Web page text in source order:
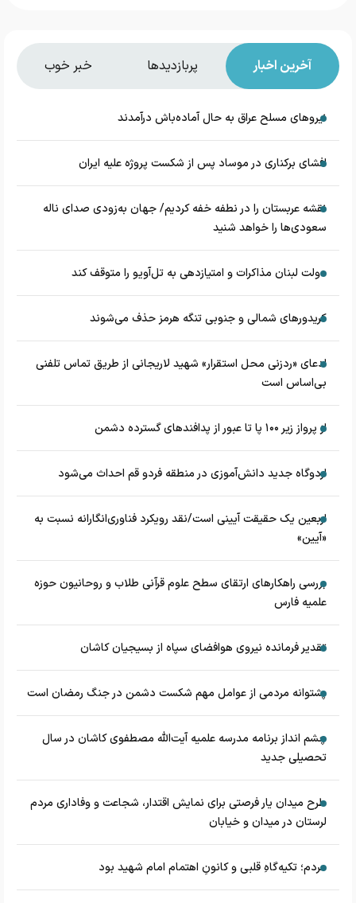
آخرین اخبار پربازدیدها خبر خوب
نیروهای مسلح عراق به حال آماده‌باش درآمدند
افشای برکناری در موساد پس از شکست پروژه علیه ایران
نقشه عربستان را در نطفه خفه کردیم/ جهان به‌زودی صدای ناله
سعودی‌ها را خواهد شنید
دولت لبنان مذاکرات و امتیازدهی به تل‌آویو را متوقف کند
کریدورهای شمالی و جنوبی تنگه هرمز حذف می‌شوند
ادعای «ردزنی محل استقرار» شهید لاریجانی از طریق تماس تلفنی
بی‌اساس است
از پرواز زیر ۱۰۰ پا تا عبور از پدافند‌های گسترده دشمن
اردوگاه جدید دانش‌آموزی در منطقه فردو قم احداث می‌شود
اربعین یک حقیقت آیینی است/نقد رویکرد فناوری‌انگارانه نسبت به
«آیین»
بررسی راهکارهای ارتقای سطح علوم قرآنی طلاب و روحانیون حوزه
علمیه فارس
تقدیر فرمانده نیروی هوافضای سپاه از بسیجیان کاشان
پشتوانه مردمی از عوامل مهم شکست دشمن در جنگ رمضان است
چشم‌ انداز برنامه مدرسه علمیه آیت‌الله مصطفوی کاشان در سال
تحصیلی جدید
طرح میدان یار فرصتی برای نمایش اقتدار، شجاعت و وفاداری مردم
لرستان در میدان و خیابان
مردم؛ تکیه‌گاهِ قلبی و کانونِ اهتمام امام شهید بود